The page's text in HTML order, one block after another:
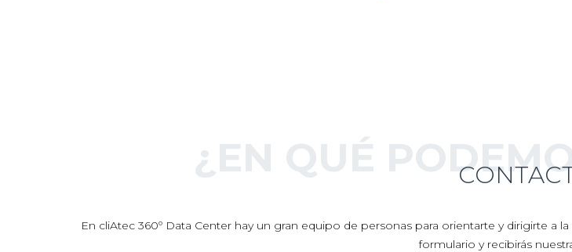
¿EN QUÉ
En cliAtec 360º Data Center hay un gran equipo de personas para orientarte y dirigirte
formulario y recibirás